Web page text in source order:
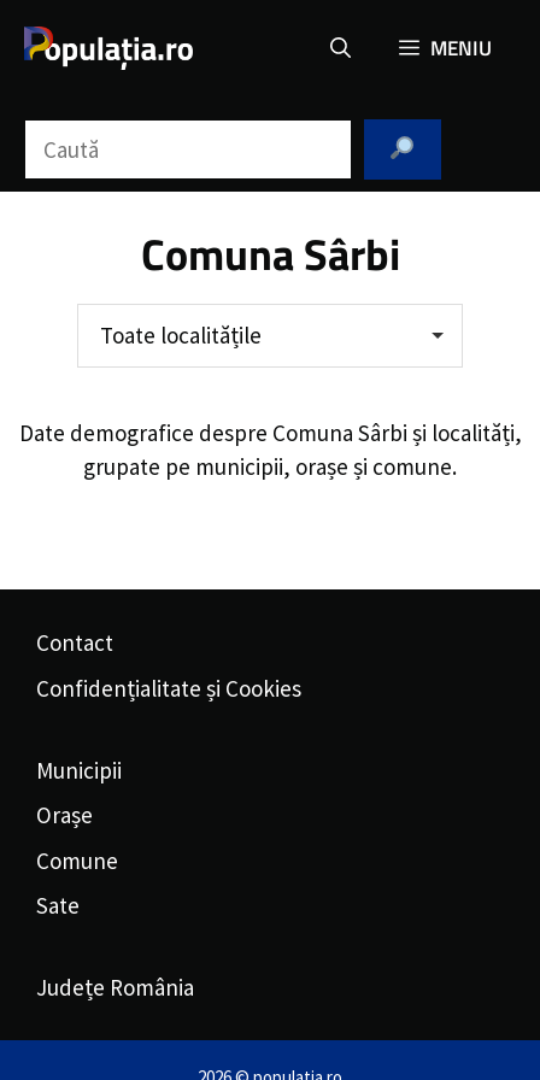
MENIU
Comuna Sârbi
Toate localitățile
Date demografice despre Comuna Sârbi și localități,
grupate pe municipii, orașe și comune.
Contact
Confidențialitate și Cookies
Municipii
Orașe
Comune
Sate
Județe România